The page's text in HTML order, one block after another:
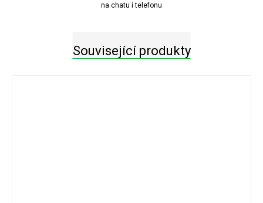
na chatu i telefonu
Související produkty